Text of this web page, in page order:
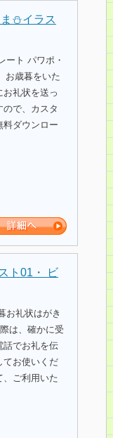
⛄イラス
ート パワポ・
お歳暮をいた
礼状を送っ
で、カスタ
料ダウンロー
ト01・ ビ
お礼状はがき
は、確かに受
話でお礼を伝
てお使いくだ
、ご利用いた